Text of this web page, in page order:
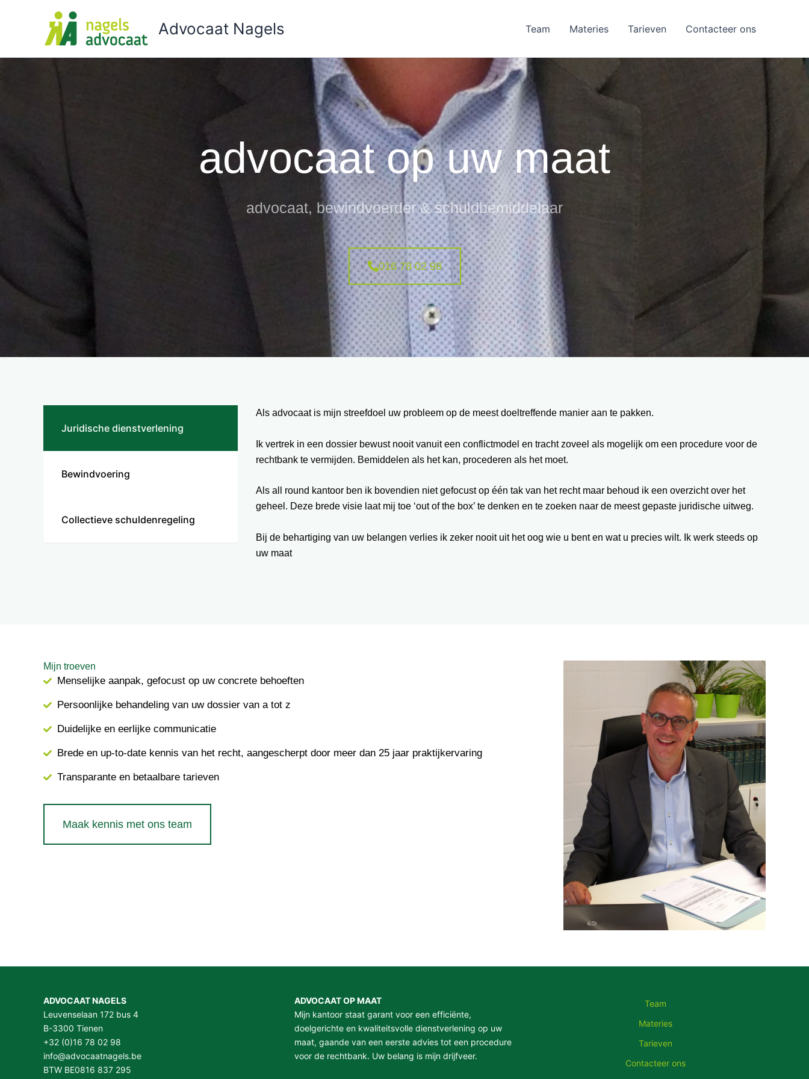
inhoud
Advocaat Nagels Team Materies Tarieven Contacteer ons
advocaat op uw maat
advocaat, bewindvoerder & schuldbemiddelaar
016 78 02 98
Juridische dienstverlening
Bewindvoering
Collectieve schuldenregeling
Als advocaat is mijn streefdoel uw probleem op de meest doeltreffende manier aan te pakken.
Ik vertrek in een dossier bewust nooit vanuit een conflictmodel en tracht zoveel als mogelijk om een procedure voor de
rechtbank te vermijden. Bemiddelen als het kan, procederen als het moet.
Als all round kantoor ben ik bovendien niet gefocust op één tak van het recht maar behoud ik een overzicht over het
geheel. Deze brede visie laat mij toe ‘out of the box’ te denken en te zoeken naar de meest gepaste juridische uitweg.
Bij de behartiging van uw belangen verlies ik zeker nooit uit het oog wie u bent en wat u precies wilt. Ik werk steeds op
uw maat
Mijn troeven
Menselijke aanpak, gefocust op uw concrete behoeften
Persoonlijke behandeling van uw dossier van a tot z
Duidelijke en eerlijke communicatie
Brede en up-to-date kennis van het recht, aangescherpt door meer dan 25 jaar praktijkervaring
Transparante en betaalbare tarieven
Maak kennis met ons team
ADVOCAAT NAGELS
Leuvenselaan 172 bus 4
B-3300 Tienen
+32 (0)16 78 02 98
info@advocaatnagels.be
BTW BE0816 837 295
ADVOCAAT OP MAAT
Mijn kantoor staat garant voor een efficiënte,
doelgerichte en kwaliteitsvolle dienstverlening op uw
maat, gaande van een eerste advies tot een procedure
voor de rechtbank. Uw belang is mijn drijfveer.
Team
Materies
Tarieven
Contacteer ons